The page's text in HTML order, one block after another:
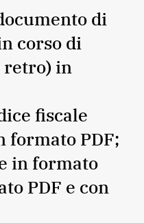
di
corso di
retro) in
fiscale
formato PDF;
in formato
PDF e con